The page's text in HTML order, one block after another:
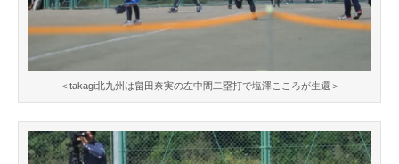
＜takagi北九州は畠田奈実の左中間二塁打で塩澤こころが生還＞